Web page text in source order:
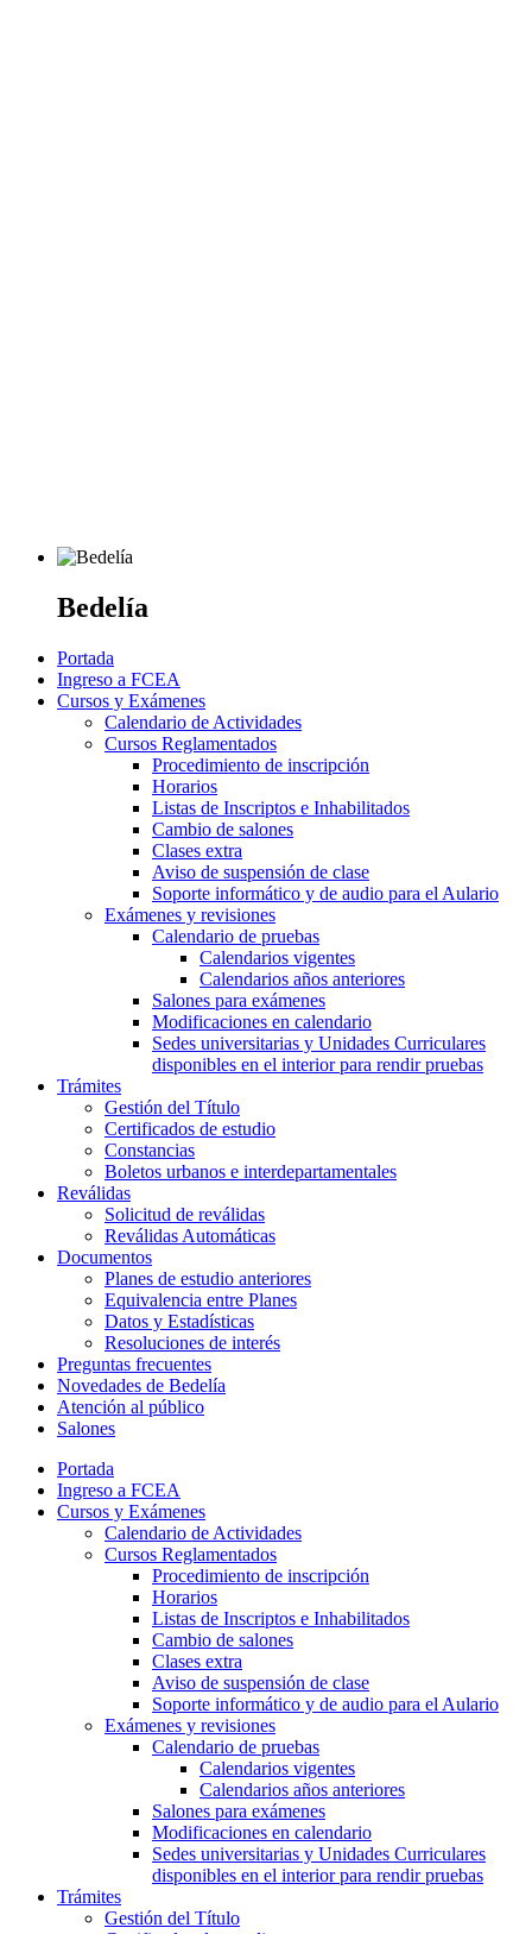
Bedelía
Portada
Ingreso a FCEA
Cursos y Exámenes
Calendario de Actividades
Cursos Reglamentados
Procedimiento de inscripción
Horarios
Listas de Inscriptos e Inhabilitados
Cambio de salones
Clases extra
Aviso de suspensión de clase
Soporte informático y de audio para el Aulario
Exámenes y revisiones
Calendario de pruebas
Calendarios vigentes
Calendarios años anteriores
Salones para exámenes
Modificaciones en calendario
Sedes universitarias y Unidades Curriculares
disponibles en el interior para rendir pruebas
Trámites
Gestión del Título
Certificados de estudio
Constancias
Boletos urbanos e interdepartamentales
Reválidas
Solicitud de reválidas
Reválidas Automáticas
Documentos
Planes de estudio anteriores
Equivalencia entre Planes
Datos y Estadísticas
Resoluciones de interés
Preguntas frecuentes
Novedades de Bedelía
Atención al público
Salones
Portada
Ingreso a FCEA
Cursos y Exámenes
Calendario de Actividades
Cursos Reglamentados
Procedimiento de inscripción
Horarios
Listas de Inscriptos e Inhabilitados
Cambio de salones
Clases extra
Aviso de suspensión de clase
Soporte informático y de audio para el Aulario
Exámenes y revisiones
Calendario de pruebas
Calendarios vigentes
Calendarios años anteriores
Salones para exámenes
Modificaciones en calendario
Sedes universitarias y Unidades Curriculares
disponibles en el interior para rendir pruebas
Trámites
Gestión del Título